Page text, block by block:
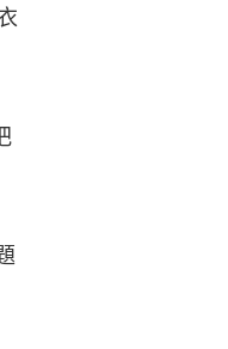
身份認證。
有限公司將有權停止該用戶之使用